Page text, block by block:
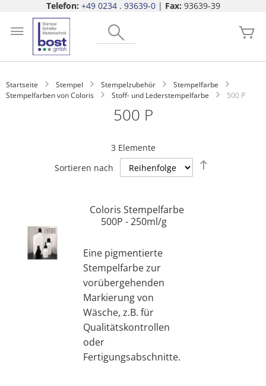
Telefon: +49 0234 . 93639-0| Fax: 93639-39
springen
Startseite Stempel Stempelzubehör
Stempelfarbe
Stempelfarben von Coloris
Stoff- und Lederstempelfarbe 500 P
500 P
3 Elemente
Sortieren nach
Coloris Stempelfarbe
500P - 250ml/g
Eine pigmentierte
Stempelfarbe zur
vorübergehenden
Markierung von
Wäsche, z.B. für
Qualitätskontrollen
oder
Fertigungsabschnitte.